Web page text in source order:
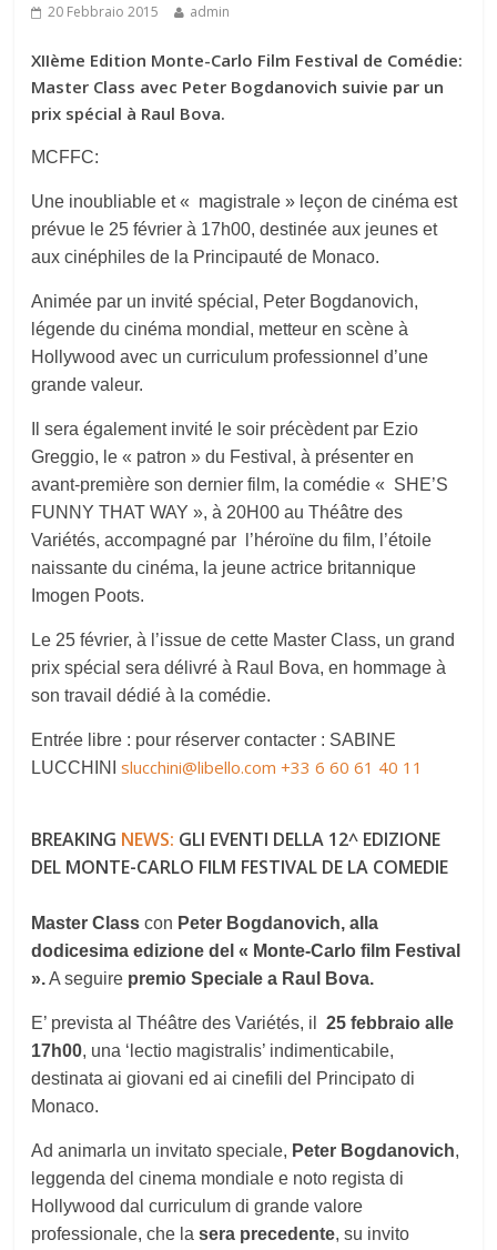
20 Febbraio 2015 admin
XIIème Edition Monte-Carlo Film Festival de Comédie:
Master Class avec Peter Bogdanovich suivie par un
prix spécial à Raul Bova.
MCFFC:
Une inoubliable et « magistrale » leçon de cinéma est
prévue le 25 février à 17h00, destinée aux jeunes et
aux cinéphiles de la Principauté de Monaco.
Animée par un invité spécial, Peter Bogdanovich,
légende du cinéma mondial, metteur en scène à
Hollywood avec un curriculum professionnel d’une
grande valeur.
Il sera également invité le soir précèdent par Ezio
Greggio, le « patron » du Festival, à présenter en
avant-première son dernier film, la comédie « SHE’S
FUNNY THAT WAY », à 20H00 au Théâtre des
Variétés, accompagné par l’héroïne du film, l’étoile
naissante du cinéma, la jeune actrice britannique
Imogen Poots.
Le 25 février, à l’issue de cette Master Class, un grand
prix spécial sera délivré à Raul Bova, en hommage à
son travail dédié à la comédie.
Entrée libre : pour réserver contacter : SABINE
LUCCHINIslucchini@libello.com +33 6 60 61 40 11
BREAKING NEWS: GLI EVENTI DELLA 12^ EDIZIONE
DEL MONTE-CARLO FILM FESTIVAL DE LA COMEDIE
Master Classcon Peter Bogdanovich, alla
dodicesima edizione del « Monte-Carlo film Festival
».A seguire premio Speciale a Raul Bova.
E’ prevista al Théâtre des Variétés, il25 febbraio alle
17h00, una ‘lectio magistralis’ indimenticabile,
destinata ai giovani ed ai cinefili del Principato di
Monaco.
Ad animarla un invitato speciale, Peter Bogdanovich,
leggenda del cinema mondiale e noto regista di
Hollywood dal curriculum di grande valore
professionale, che la sera precedente, su invito